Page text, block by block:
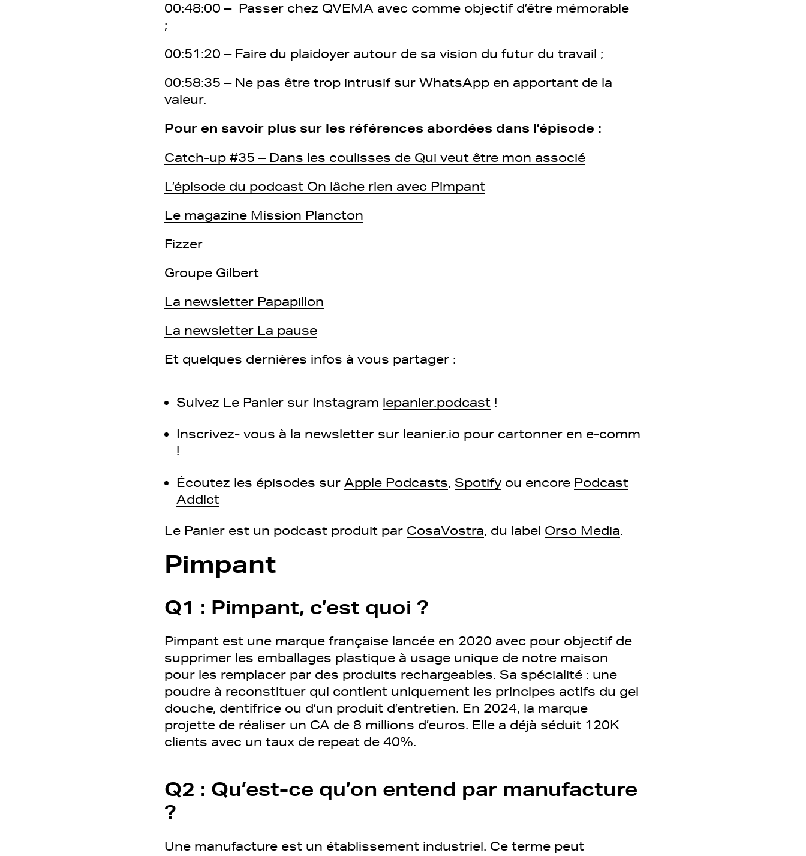
00:48:00 – Passer chez QVEMA avec comme objectif d’être mémorable
;
00:51:20 – Faire du plaidoyer autour de sa vision du futur du travail ;
00:58:35 – Ne pas être trop intrusif sur WhatsApp en apportant de la
valeur.
Pour en savoir plus sur les références abordées dans l’épisode :
Catch-up #35 – Dans les coulisses de Qui veut être mon associé
L’épisode du podcast On lâche rien avec Pimpant
Le magazine Mission Plancton
Fizzer
Groupe Gilbert
La newsletter Papapillon
La newsletter La pause
Et quelques dernières infos à vous partager :
Suivez Le Panier sur Instagram lepanier.podcast !
Inscrivez- vous à la newsletter sur leanier.io pour cartonner en e-comm
!
Écoutez les épisodes sur Apple Podcasts, Spotify ou encore Podcast
Addict
Le Panier est un podcast produit par CosaVostra, du label Orso Media.
Pimpant
Q1 : Pimpant, c’est quoi ?
Pimpant est une marque française lancée en 2020 avec pour objectif de
supprimer les emballages plastique à usage unique de notre maison
pour les remplacer par des produits rechargeables. Sa spécialité : une
poudre à reconstituer qui contient uniquement les principes actifs du gel
douche, dentifrice ou d’un produit d’entretien. En 2024, la marque
projette de réaliser un CA de 8 millions d’euros. Elle a déjà séduit 120K
clients avec un taux de repeat de 40%.
Q2 : Qu’est-ce qu’on entend par manufacture
?
Une manufacture est un établissement industriel. Ce terme peut